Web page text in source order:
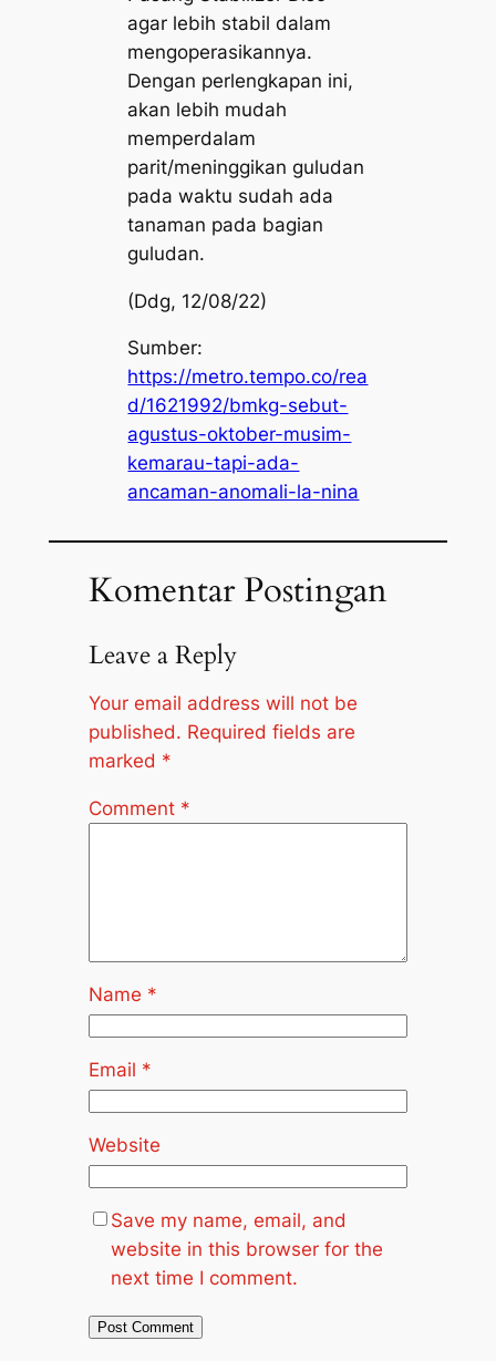
agar lebih stabil dalam
mengoperasikannya.
Dengan perlengkapan ini,
akan lebih mudah
memperdalam
parit/meninggikanguludan
pada waktu sudah ada
tanaman pada bagian
guludan.
(Ddg, 12/08/22)
Sumber:
https://metro.tempo.co/rea
d/1621992/bmkg-sebut-
agustus-oktober-musim-
kemarau-tapi-ada-
ancaman-anomali-la-nina
Komentar Postingan
Leave a Reply
Your email address will not be
published. Required fields are
marked *
Comment *
Name *
Email *
Website
Save my name, email, and
website in this browser for the
next time I comment.